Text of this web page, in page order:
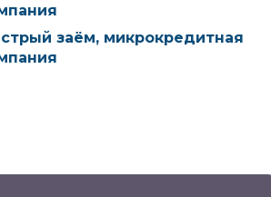
заём, микрокредитная